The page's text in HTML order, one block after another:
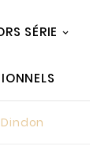
SÉRIE
Dindon